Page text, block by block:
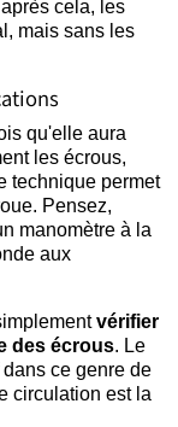
cela, les
mais sans les
qu'elle aura
les écrous,
technique permet
Pensez,
manomètre à la
aux
vérifier
des écrous. Le
ce genre de
circulation est la